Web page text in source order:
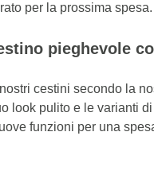
per la prossima spesa.
pieghevole
cestini secondo la
look pulito e le varianti
funzioni per una